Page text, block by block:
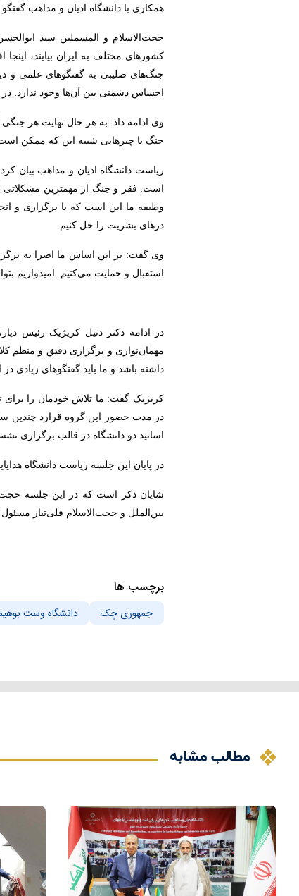
همکاری با دانشگاه ادیان و مذاهب گفتگو
حجت‌الاسلام و المسملین سید
کشورهای مختلف به ایران بیایند،
جنگ‌های صلیبی به گفتگوهای علمی و
احساس دشمنی بین آن‌ها وجود ندارد. در
وی ادامه داد: به هر حال نهایت هر
جنگ یا چیزهایی شبیه این که ممکن است
ریاست دانشگاه ادیان و مذاهب بیان
است. فقر و جنگ از مهمترین مشکلاتی
وظیفه ما این است که با برگزاری و
درهای بشریت را حل کنیم.
وی گفت: بر این اساس ما اصرا به
استقبال و حمایت می‌کنیم. امیدواریم
در ادامه دکتر دنیل کریژیک رئیس
مهمان‌نوازی و برگزاری دقیق و منظم
داشته باشد و ما باید گفتگوهای زیادی
کریژیک گفت: ما تلاش خودمان را برای
در مدت حضور این گروه قرارد چندین
اساتید دو دانشگاه در قالب برگزاری
در پایان این جلسه ریاست دانشگاه
شایان ذکر است که در این جلسه
بین‌الملل و حجت‌الاسلام قلی‌تبار مسئول
برچسب ها
جمهوری چک دانشگاه وست
مطالب مشابه